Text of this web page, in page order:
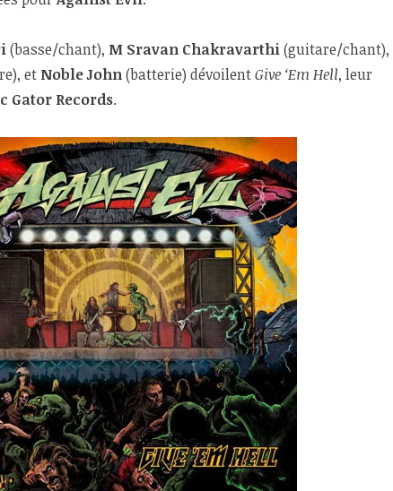
(basse/chant), M Sravan Chakravarthi(guitare/chant),
et Noble John(batterie) dévoilentGive ‘Em Hell, leur
Gator Records.